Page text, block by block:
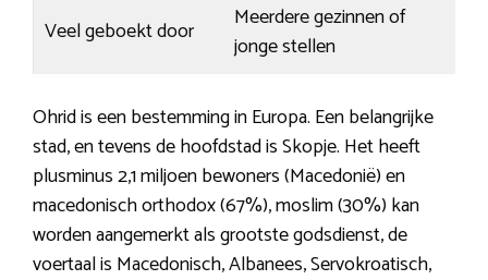
Veel geboekt door
Meerdere gezinnen of
jonge stellen
Ohrid is een bestemming in Europa. Een belangrijke
stad, en tevens de hoofdstad is Skopje. Het heeft
plusminus 2,1 miljoen bewoners (Macedonië) en
macedonisch orthodox (67%), moslim (30%) kan
worden aangemerkt als grootste godsdienst, de
voertaal is Macedonisch, Albanees, Servokroatisch,